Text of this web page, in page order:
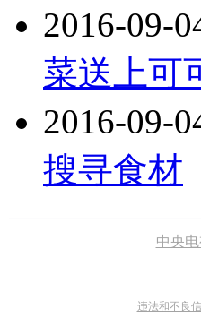
2016-09-
菜送上可
2016-09-
搜寻食材
中央
违法和不良